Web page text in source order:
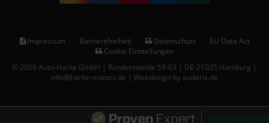
Impressum Barrierefreiheit Datenschutz
EU Data Act
Cookie Einstellungen
© 2026 Auto-Harke GmbH | Randersweide 59-63 | DE-21035 Hamburg |
info@harke-motors.de | Webdesign by audaris.de